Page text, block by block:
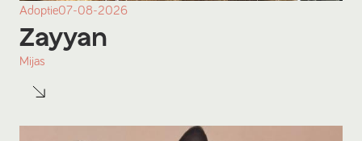
Adoptie07-08-2026
Zayyan
Mijas